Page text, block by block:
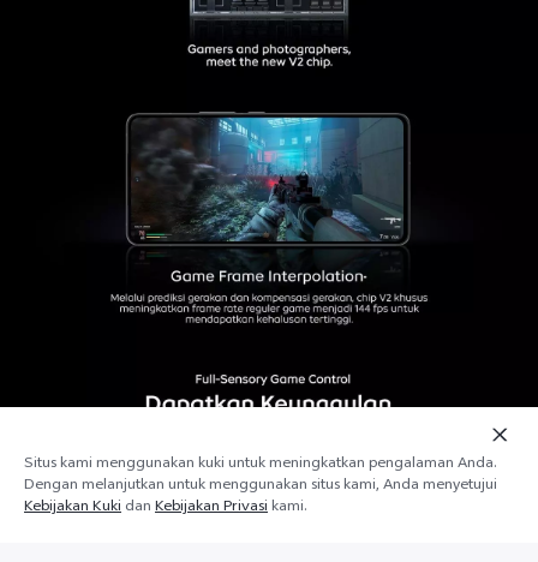
Rak bawah
Situs kami menggunakan kuki untuk meningkatkan pengalaman Anda.
Dengan melanjutkan untuk menggunakan situs kami, Anda menyetujui
Kebijakan KukidanKebijakan Privasikami.